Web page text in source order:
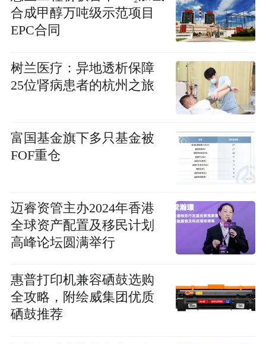
合成甲醇万吨级示范项目
EPC合同
树兰医疗：异地透析保障
25位肾病患者的杭州之旅
富国基金旗下多只基金被
FOF重仓
迈睿资管主办2024年香港
全球资产配置及移民计划
高峰论坛圆满举行
惠普打印机兼容硒鼓选购
全攻略，附绘威集团优质
硒鼓推荐